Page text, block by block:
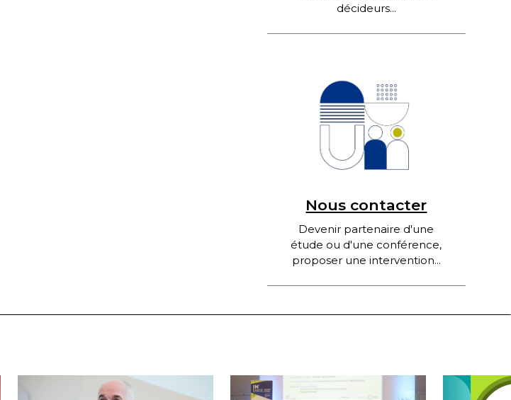
décideurs...
Nous contacter
Devenir partenaire d'une
étude ou d'une conférence,
proposer une intervention...